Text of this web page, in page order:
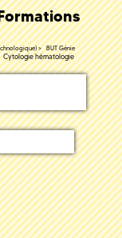
BUT Génie
Cytologie hématologie